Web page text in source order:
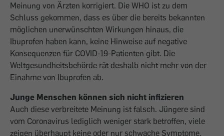
Meinung von Ärzten korrigiert. Die WHO ist zu dem
Schluss gekommen, dass es über die bereits bekannten
möglichen unerwünschten Wirkungen hinaus, die
Ibuprofen haben kann, keine Hinweise auf negative
Konsequenzen für COVID-19-Patienten gibt. Die
Weltgesundheitsbehörde rät deshalb nicht mehr von der
Einahme von Ibuprofen ab.
Junge Menschen können sich nicht infizieren
Auch diese verbreitete Meinung ist falsch. Jüngere sind
vom Coronavirus lediglich weniger stark betroffen, viele
zeigen überhaupt keine oder nur schwache Symptome.